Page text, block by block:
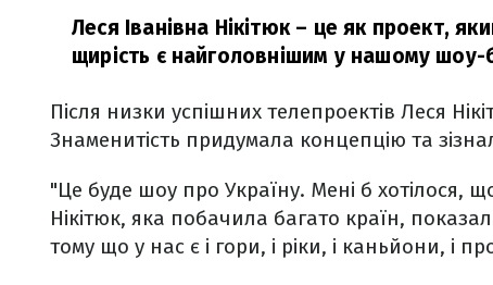
Леся Іванівна Нікітюк – це як проект,
щирість є найголовнішим у нашому шоу-
Після низки успішних телепроектів Леся
Знаменитість придумала концепцію та
"Це буде шоу про Україну. Мені б хотілося,
Нікітюк, яка побачила багато країн,
тому що у нас є і гори, і ріки, і каньйони, і